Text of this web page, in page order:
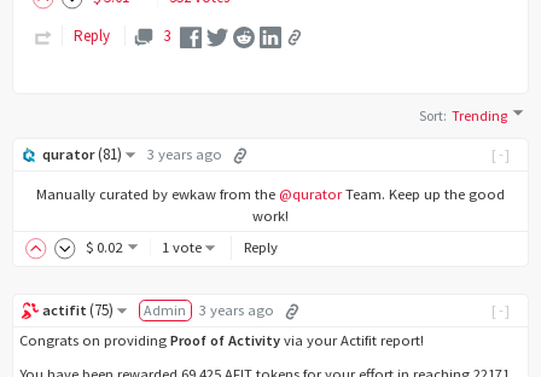
Reply
3
Sort:Trending
[-]
qurator(81) 3 years ago
Manually curated by ewkaw from the @quratorTeam. Keep up the good
work!
$ 0.02 1 vote Reply
[-]
actifit (75) Admin
3 years ago
Congrats on providing Proof of Activity via your Actifit report!